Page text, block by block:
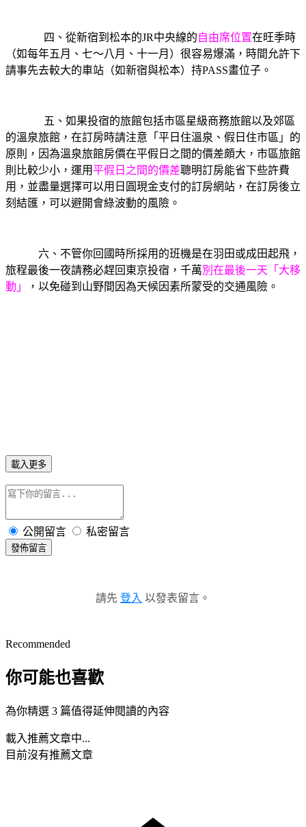
四、從新宿到松本的JR中央線的自由席位置在旺季時
（如每年五月、七～八月、十一月）很容易爆滿，時間允許下
請事先去較大的車站（如新宿與松本）持PASS畫位子。
五、如果投宿的旅館包括市區星級商務旅館以及郊區
的溫泉旅館，在訂房時請注意「平日住溫泉、假日住市區」的
原則，因為溫泉旅館房價在平假日之間的價差頗大，市區旅館
則比較少小，運用平假日之間的價差聰明訂房能省下些許費
用，並盡量選擇可以用日圓現金支付的訂房網站，在訂房後立
刻結匯，可以避開會綠波動的風險。
六、不管你回國時所採用的班機是在羽田或成田起飛，
旅程最後一夜請務必趕回東京投宿，千萬別在最後一天「大移
動」
，以免碰到山野間因為天候因素所蒙受的交通風險。
載入更多
公開留言 私密留言
發佈留言
請先 登入 以發表留言。
Recommended
你可能也喜歡
為你精選 3 篇值得延伸閱讀的內容
載入推薦文章中...
目前沒有推薦文章